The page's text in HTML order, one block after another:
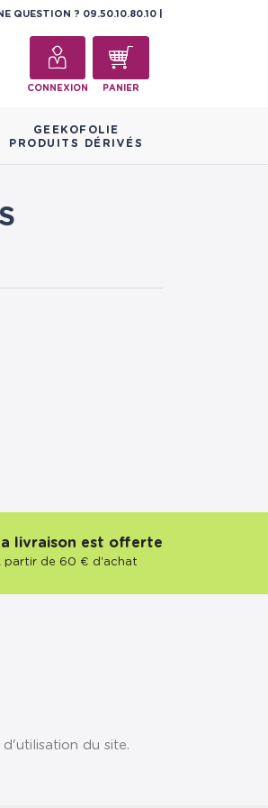
QUESTION ? 09.50.10.80.10
CONNEXION PANIER
GEEKOFOLIE
PRODUITS DÉRIVÉS
livraison est offerte
partir de 60 € d'achat
du site.